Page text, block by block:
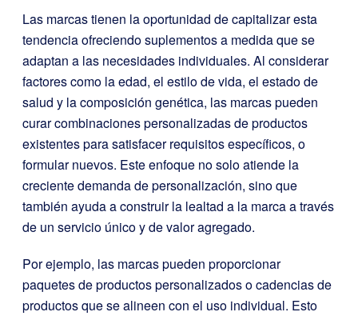
Las marcas tienen la oportunidad de capitalizar esta
tendencia ofreciendo suplementos a medida que se
adaptan a las necesidades individuales. Al considerar
factores como la edad, el estilo de vida, el estado de
salud y la composición genética, las marcas pueden
curar combinaciones personalizadas de productos
existentes para satisfacer requisitos específicos, o
formular nuevos. Este enfoque no solo atiende la
creciente demanda de personalización, sino que
también ayuda a construir la lealtad a la marca a través
de un servicio único y de valor agregado.
Por ejemplo, las marcas pueden proporcionar
paquetes de productos personalizados o cadencias de
productos que se alineen con el uso individual. Esto